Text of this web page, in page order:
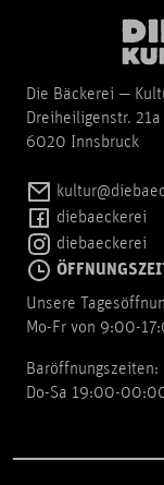
Die Bäckerei —
Dreiheiligenstr. 21a
6020 Innsbruck
diebaeckerei
diebaeckerei
Unsere
Mo-Fr von 9:00-
Baröffnungszeiten:
Do-Sa 19:00-